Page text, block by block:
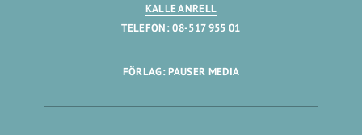
KALLE ANRELL
TELEFON: 08-517 955 01
FÖRLAG: PAUSER MEDIA